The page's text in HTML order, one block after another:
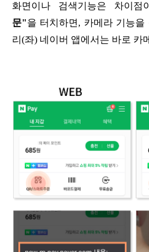
화면이나 검색기능은 차이점
문"을 터치하면, 카메라 기능
리(좌) 네이버 앱에서는 바로 카